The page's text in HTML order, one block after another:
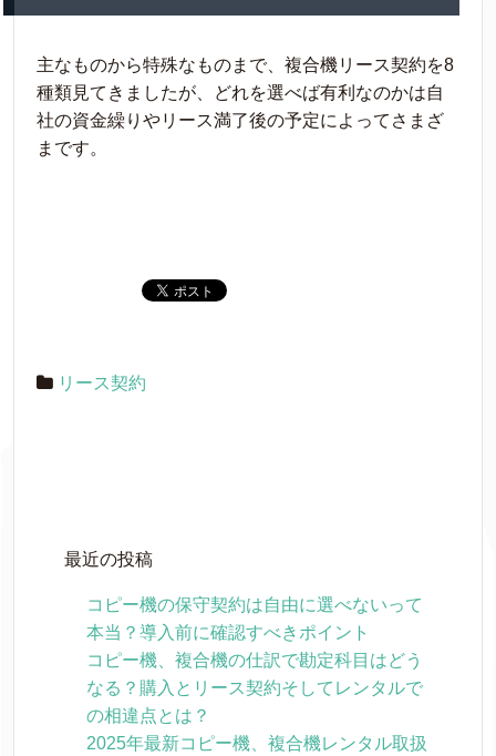
主なものから特殊なものまで、複合機リース契約を8
種類見てきましたが、どれを選べば有利なのかは自
社の資金繰りやリース満了後の予定によってさまざ
まです。
リース契約
最近の投稿
コピー機の保守契約は自由に選べないって
本当？導入前に確認すべきポイント
コピー機、複合機の仕訳で勘定科目はどう
なる？購入とリース契約そしてレンタルで
の相違点とは？
2025年最新コピー機、複合機レンタル取扱